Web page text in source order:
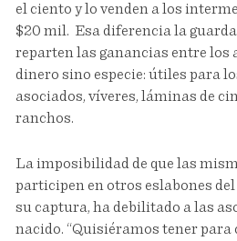
el ciento y lo venden a los
$20 mil. Esa diferencia la
reparten las ganancias entre los
dinero sino especie: útiles para
asociados, víveres, láminas de
ranchos.
La imposibilidad de que las
participen en otros eslabones del
su captura, ha debilitado a las
nacido. “Quisiéramos tener